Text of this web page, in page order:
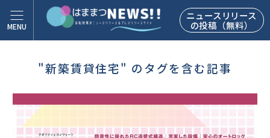
ニュースリリース
の投稿（無料）
"新築賃貸住宅" のタグを含む記事